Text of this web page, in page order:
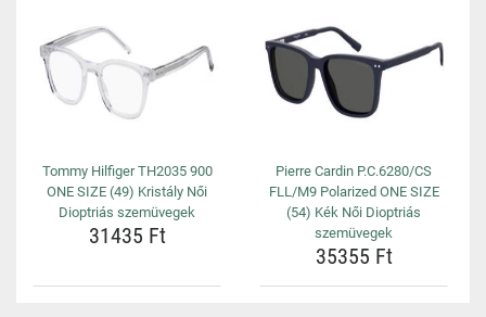
Tommy Hilfiger TH2035 900
ONE SIZE (49) Kristály Női
Dioptriás szemüvegek
31435 Ft
Pierre Cardin P.C.6280/CS
FLL/M9 Polarized ONE SIZE
(54) Kék Női Dioptriás
szemüvegek
35355 Ft